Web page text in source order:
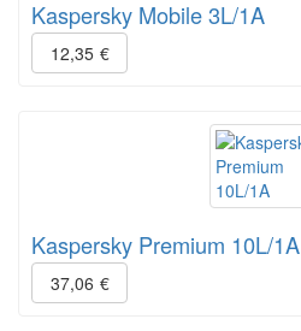
Kaspersky Mobile 3L/1A
12,35 €
Kaspersky Premium 10L/1A
37,06 €